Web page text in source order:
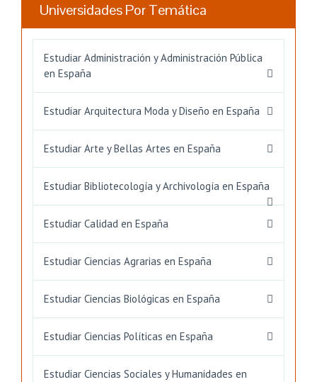
Universidades Por Temática
Estudiar Administración y Administración Pública
en España
Estudiar Arquitectura Moda y Diseño en España
Estudiar Arte y Bellas Artes en España
Estudiar Bibliotecología y Archivología en España
Estudiar Calidad en España
Estudiar Ciencias Agrarias en España
Estudiar Ciencias Biológicas en España
Estudiar Ciencias Políticas en España
Estudiar Ciencias Sociales y Humanidades en